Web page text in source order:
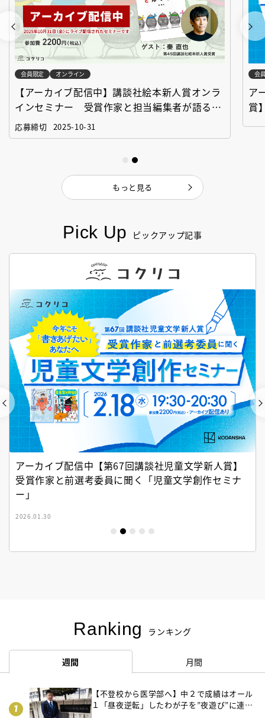
Pick Up ピックアップ記事
アーカイブ配信中【第67回講談社児童文学新人賞】
受賞作家と前選考委員に聞く「児童文学創作セミナ
ー」
2026.01.30
Ranking ランキング
週間 月間
【不登校から医学部へ】中２で成績はオール
１「昼夜逆転」したわが子を”夜遊び”に連れ
会員限定 オンライン
【アーカイブ配信中】講談社絵本新人賞オンラ
インセミナー 受賞作家と担当編集者が語る
「絵本創作実践講座」
応募締切 2025-10-31
会
ア
賞
もっと見る